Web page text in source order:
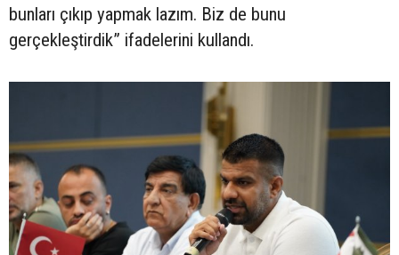
bunları çıkıp yapmak lazım. Biz de bunu
gerçekleştirdik” ifadelerini kullandı.